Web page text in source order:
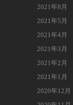
2021年8月
2021年5月
2021年4月
2021年3月
2021年2月
2021年1月
2020年12月